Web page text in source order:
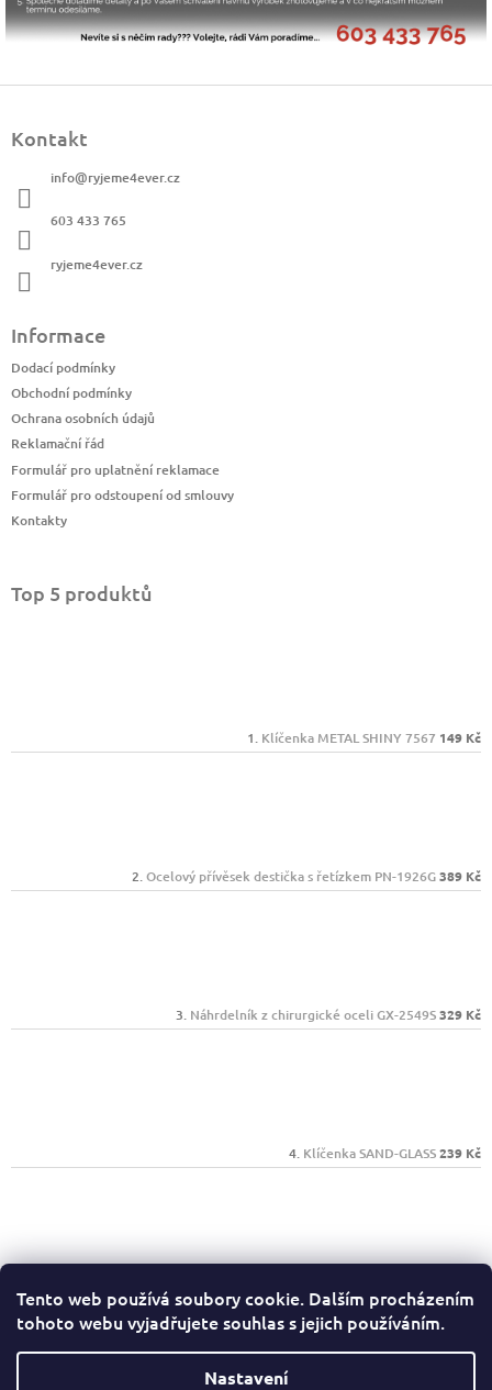
Tento web používá soubory cookie. Dalším procházením
tohoto webu vyjadřujete souhlas s jejich používáním.
Nastavení
Kontakt
info@ryjeme4ever.cz
603 433 765
ryjeme4ever.cz
Informace
Dodací podmínky
Obchodní podmínky
Ochrana osobních údajů
Reklamační řád
Formulář pro uplatnění reklamace
Formulář pro odstoupení od smlouvy
Kontakty
Top 5 produktů
Klíčenka METAL SHINY 7567 149 Kč
Ocelový přívěsek destička s řetízkem PN-1926G389 Kč
Náhrdelník z chirurgické oceli GX-2549S329 Kč
Klíčenka SAND-GLASS239 Kč
Psací sada Mark Twain 1385603 389 Kč
Facebook